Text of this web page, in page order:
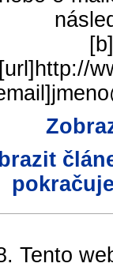
[url]http://
Tento